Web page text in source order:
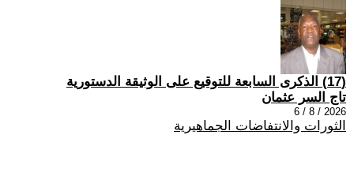
(17) الذكرى السابعة للتوقيع على الوثيقة الدستورية
تاج السر عثمان
2026 / 8 / 6
الثورات والانتفاضات الجماهيرية